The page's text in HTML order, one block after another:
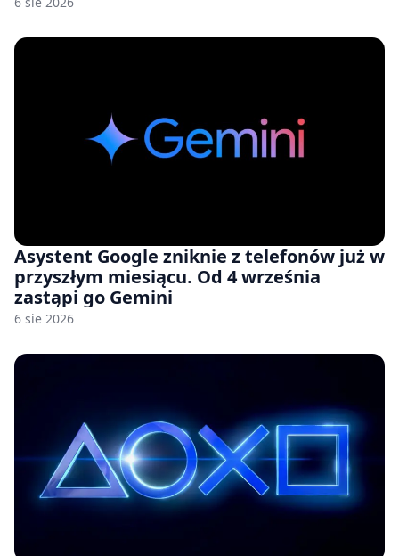
Asystent Google zniknie z telefonów już w
przyszłym miesiącu. Od 4 września
zastąpi go Gemini
6 sie 2026